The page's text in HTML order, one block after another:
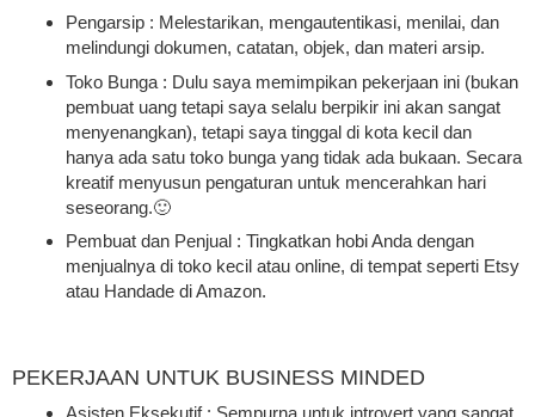
Pengarsip : Melestarikan, mengautentikasi, menilai, dan
melindungi dokumen, catatan, objek, dan materi arsip.
Toko Bunga : Dulu saya memimpikan pekerjaan ini (bukan
pembuat uang tetapi saya selalu berpikir ini akan sangat
menyenangkan), tetapi saya tinggal di kota kecil dan
hanya ada satu toko bunga yang tidak ada bukaan. Secara
kreatif menyusun pengaturan untuk mencerahkan hari
seseorang.🙂
Pembuat dan Penjual : Tingkatkan hobi Anda dengan
menjualnya di toko kecil atau online, di tempat seperti Etsy
atau Handade di Amazon.
PEKERJAAN UNTUK BUSINESS MINDED